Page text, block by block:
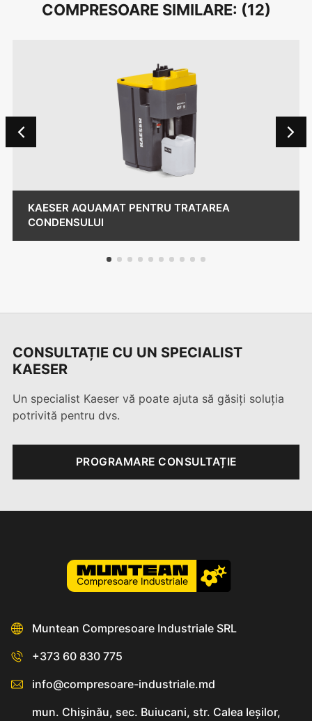
COMPRESOARE SIMILARE: (12)
KAESER AQUAMAT PENTRU TRATAREA
CONDENSULUI
4 5 6 7 8 9 10
CONSULTAȚIE CU UN SPECIALIST
KAESER
Un specialist Kaeser vă poate ajuta să găsiți soluția
potrivită pentru dvs.
PROGRAMARE CONSULTAȚIE
Muntean Compresoare Industriale SRL
+373 60 830 775
info@compresoare-industriale.md
mun. Chişinău, sec. Buiucani, str. Calea Ieşilor,